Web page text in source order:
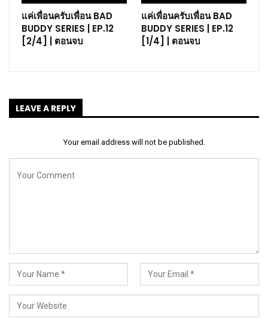
แค่เพื่อนครับเพื่อน BAD
BUDDY SERIES | EP.12
[2/4] | ตอนจบ
แค่เพื่อนครับเพื่อน BAD
BUDDY SERIES | EP.12
[1/4] | ตอนจบ
LEAVE A REPLY
Your email address will not be published.